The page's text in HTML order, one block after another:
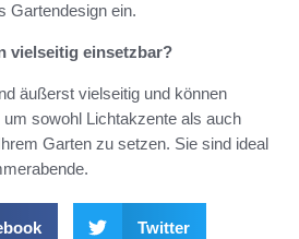
Gartendesign ein.
vielseitig einsetzbar?
äußerst vielseitig und können
sowohl Lichtakzente als auch
Garten zu setzen. Sie sind ideal
Twitter